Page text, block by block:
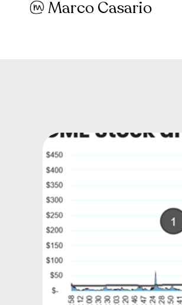
Marco Casario